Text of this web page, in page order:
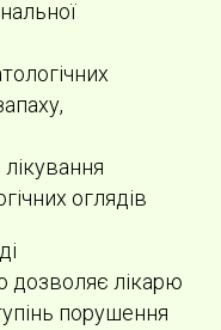
оглядів
дозволяє лікарю
порушення